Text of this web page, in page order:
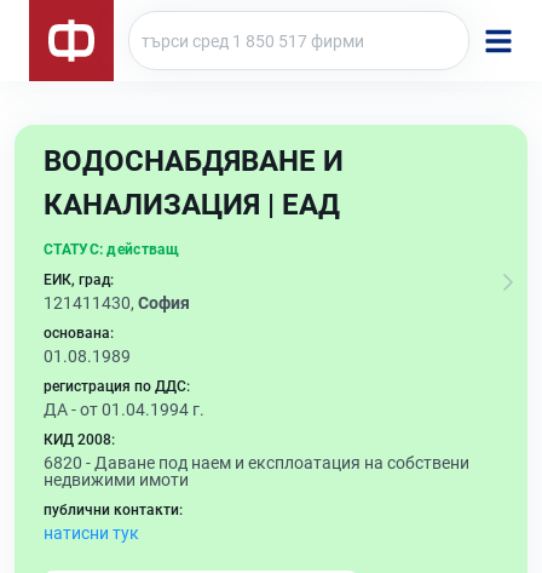
ВОДОСНАБДЯВАНЕ И
КАНАЛИЗАЦИЯ | ЕАД
СТАТУС: действащ
ЕИК, град:
121411430, София
основана:
01.08.1989
регистрация по ДДС:
ДА - от 01.04.1994 г.
КИД 2008:
6820 - Даване под наем и експлоатация на собствени
недвижими имоти
публични контакти:
натисни тук